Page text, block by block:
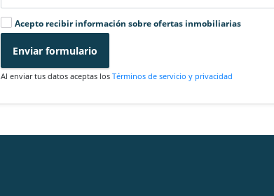
Acepto recibir información sobre ofertas inmobiliarias
Enviar formulario
Al enviar tus datos aceptas losTérminos de servicio y privacidad